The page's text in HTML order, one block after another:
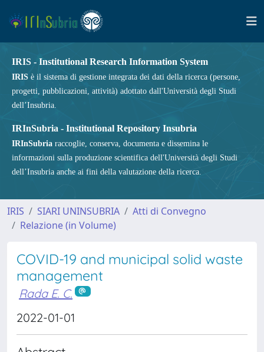
IRIS - Institutional Research Information System
IRIS è il sistema di gestione integrata dei dati della ricerca (persone,
progetti, pubblicazioni, attività) adottato dall'Università degli Studi
dell’Insubria.
IRInSubria - Institutional Repository Insubria
IRInSubria raccoglie, conserva, documenta e dissemina le
informazioni sulla produzione scientifica dell'Università degli Studi
dell’Insubria anche ai fini della valutazione della ricerca.
IRIS SIARI UNINSUBRIA
Atti di Convegno
Relazione (in Volume)
COVID-19 and municipal solid waste
management
Rada E. C.
2022-01-01